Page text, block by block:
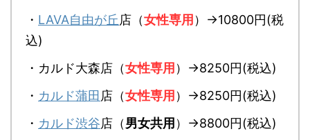
・ LAVA自由が丘店（女性専用 ）→10800円(税
込)
・カルド大森店（女性専用 ）→8250円(税込)
・ カルド蒲田 店（女性専用 ）→8250円(税込)
・ カルド渋谷店（男女共用 ）→8800円(税込)